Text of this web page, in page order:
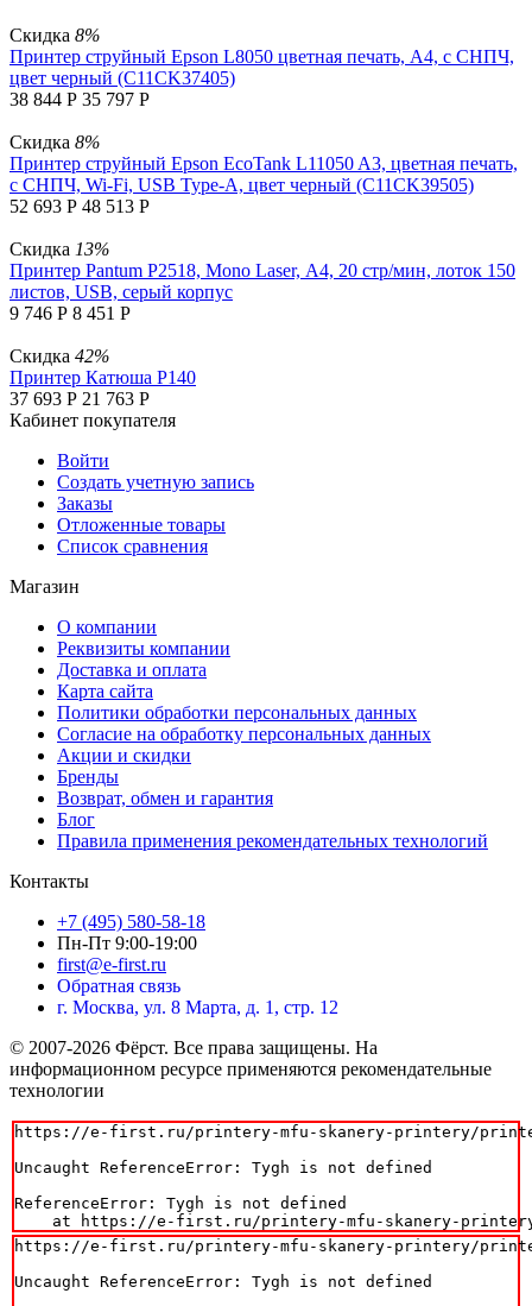
Скидка 8%
Принтер струйный Epson L8050 цветная печать, A4, с СНПЧ,
цвет черный (C11CK37405)
38 844 Р 35 797 Р
Скидка 8%
Принтер струйный Epson EcoTank L11050 A3, цветная печать,
с СНПЧ, Wi-Fi, USB Type-A, цвет черный (C11CK39505)
52 693 Р 48 513 Р
Скидка 13%
Принтер Pantum P2518, Mono Laser, А4, 20 стр/мин, лоток 150
листов, USB, серый корпус
9 746 Р 8 451 Р
Скидка 42%
Принтер Катюша P140
37 693 Р 21 763 Р
Кабинет покупателя
Войти
Создать учетную запись
Заказы
Отложенные товары
Список сравнения
Магазин
О компании
Реквизиты компании
Доставка и оплата
Карта сайта
Политики обработки персональных данных
Согласие на обработку персональных данных
Акции и скидки
Бренды
Возврат, обмен и гарантия
Блог
Правила применения рекомендательных технологий
Контакты
+7 (495) 580-58-18
Пн-Пт 9:00-19:00
first@e-first.ru
Обратная связь
г. Москва, ул. 8 Марта, д. 1, стр. 12
© 2007-2026 Фёрст. Все права защищены. На
информационном ресурсе применяются рекомендательные
технологии
https://e-first.ru/printery-mfu-skanery-printery/
Uncaught ReferenceError: Tygh is not defined
ReferenceError: Tygh is not defined
at https://e-first.ru/printery-mfu-skanery-
https://e-first.ru/printery-mfu-skanery-printery/
Uncaught ReferenceError: Tygh is not defined